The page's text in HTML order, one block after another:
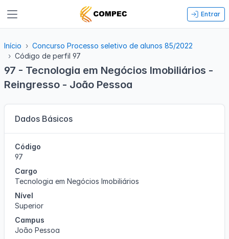
Entrar
Início
Concurso Processo seletivo de alunos 85/2022
Código de perfil 97
97 - Tecnologia em Negócios Imobiliários -
Reingresso - João Pessoa
Dados Básicos
Código
97
Cargo
Tecnologia em Negócios Imobiliários
Nível
Superior
Campus
João Pessoa